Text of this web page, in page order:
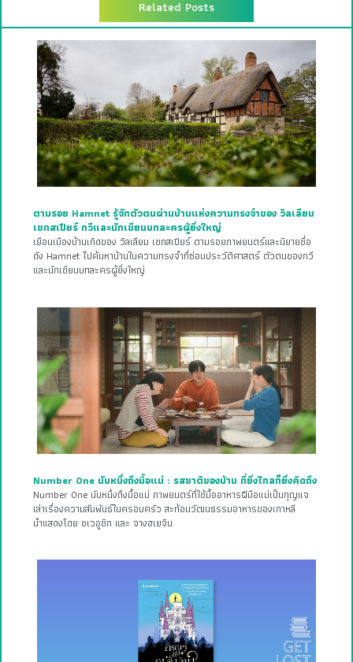
Related Posts
ตามรอย Hamnet รู้จักตัวตนผ่านบ้านแห่งความทรงจำของ วิลเลียม
เชกสเปียร์ กวีและนักเขียนบทละครผู้ยิ่งใหญ่
เยือนเมืองบ้านเกิดของ วิลเลียม เชกสเปียร์ ตามรอยภาพยนตร์และนิยายชื่อ
ดัง Hamnet ไปค้นหาบ้านในความทรงจำที่ซ่อนประวัติศาสตร์ ตัวตนของกวี
และนักเขียนบทละครผู้ยิ่งใหญ่
Number One นับหนึ่งถึงมื้อแม่ : รสชาติของบ้าน ที่ยิ่งไกลก็ยิ่งคิดถึง
Number One นับหนึ่งถึงมื้อแม่ ภาพยนตร์ที่ใช้มื้ออาหารฝีมือแม่เป็นกุญแจ
เล่าเรื่องความสัมพันธ์ในครอบครัว สะท้อนวัฒนธรรมอาหารของเกาหลี
นำแสดงโดย ชเวอูชิก และ จางฮเยจิน